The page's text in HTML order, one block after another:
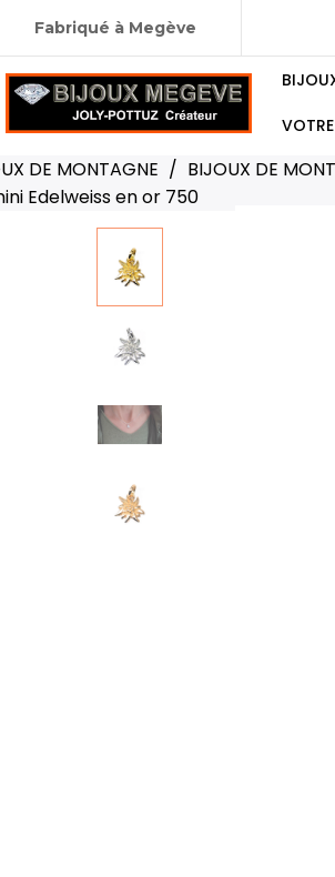
Fabriqué à Megève
DE MONTAGNE BIJOUX DE
Edelweiss en or 750